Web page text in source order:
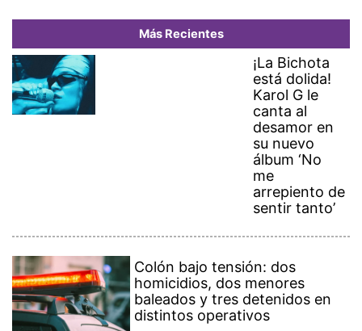
Más Recientes
¡La Bichota
está dolida!
Karol G le
canta al
desamor en
su nuevo
álbum ‘No
me
arrepiento de
sentir tanto’
Colón bajo tensión: dos
homicidios, dos menores
baleados y tres detenidos en
distintos operativos